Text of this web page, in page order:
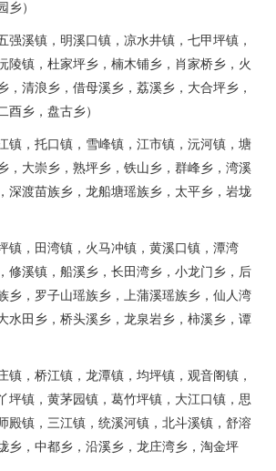
乡）
强溪镇，明溪口镇，凉水井镇，七甲坪镇，
陵镇，杜家坪乡，楠木铺乡，肖家桥乡，火
，清浪乡，借母溪乡，荔溪乡，大合坪乡，
酉乡，盘古乡）
镇，托口镇，雪峰镇，江市镇，沅河镇，塘
，大崇乡，熟坪乡，铁山乡，群峰乡，湾溪
深渡苗族乡，龙船塘瑶族乡，太平乡，岩垅
镇，田湾镇，火马冲镇，黄溪口镇，潭湾
修溪镇，船溪乡，长田湾乡，小龙门乡，后
乡，罗子山瑶族乡，上蒲溪瑶族乡，仙人湾
水田乡，桥头溪乡，龙泉岩乡，柿溪乡，谭
镇，桥江镇，龙潭镇，均坪镇，观音阁镇，
坪镇，黄茅园镇，葛竹坪镇，大江口镇，思
殿镇，三江镇，统溪河镇，北斗溪镇，舒溶
乡，中都乡，沿溪乡，龙庄湾乡，淘金坪